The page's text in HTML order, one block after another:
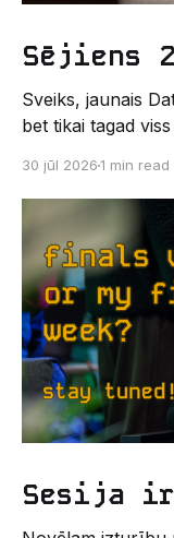
Sējiens
Sveiks, jaunais Datoriķi! 👋🏻
bet tikai tagad
Un kas gan būtu
dzīvi LU EZTF
leģendāro “Sējienu”? 🐱 Šī
palīdzēs tev
30 jūl 20261 min read
Sesija